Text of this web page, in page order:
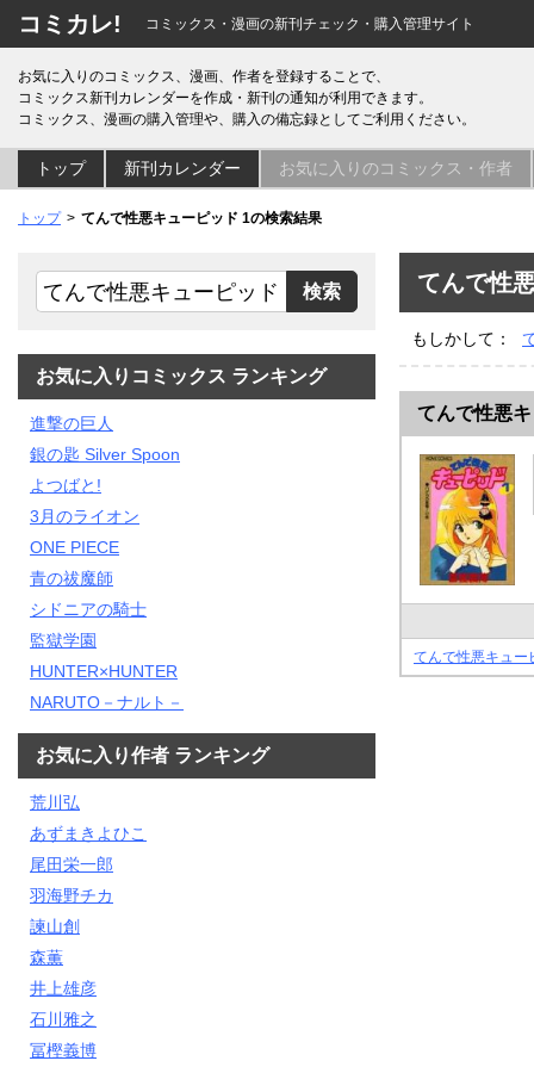
コミカレ! コミックス・漫画の新刊チェック・購入管理サイト
お気に入りのコミックス、漫画、作者を登録することで、
コミックス新刊カレンダーを作成・新刊の通知が利用できます。
コミックス、漫画の購入管理や、購入の備忘録としてご利用ください。
トップ 新刊カレンダー お気に入りのコミックス・作者
トップ てんで性悪キューピッド 1の検索結果
てんで性
もしかして：
てんで性悪
てんで性悪キュー
お気に入りコミックス ランキング
進撃の巨人
銀の匙 Silver Spoon
よつばと!
3月のライオン
ONE PIECE
青の祓魔師
シドニアの騎士
監獄学園
HUNTER×HUNTER
NARUTO－ナルト－
お気に入り作者 ランキング
荒川弘
あずまきよひこ
尾田栄一郎
羽海野チカ
諫山創
森薫
井上雄彦
石川雅之
冨樫義博